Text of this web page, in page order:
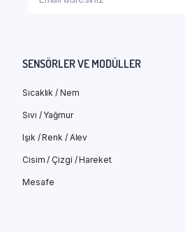
SENSÖRLER VE MODÜLLER
Sıcaklık / Nem
Sıvı / Yağmur
Işık / Renk / Alev
Cisim / Çizgi / Hareket
Mesafe